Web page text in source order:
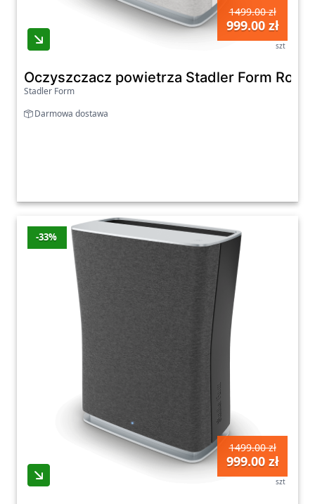
1499.00 zł
999.00 zł
szt
Oczyszczacz powietrza Stadler Form
Stadler Form
Darmowa dostawa
-33%
1499.00 zł
999.00 zł
szt